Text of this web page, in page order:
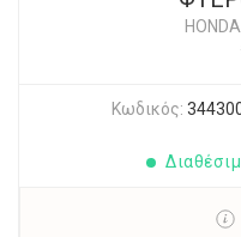
HONDA
Κωδικός: